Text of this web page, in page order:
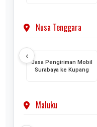
Nusa Tenggara
‹
Jasa Pengiriman Mobil
Surabaya ke Kupang
Maluku